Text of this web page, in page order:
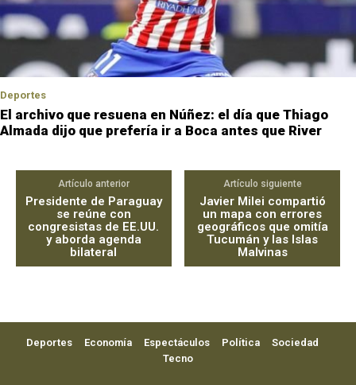
Deportes
El archivo que resuena en Núñez: el día que Thiago
Almada dijo que prefería ir a Boca antes que River
Artículo anterior
Presidente de Paraguay
se reúne con
congresistas de EE.UU.
y aborda agenda
bilateral
Artículo siguiente
Javier Milei compartió
un mapa con errores
geográficos que omitía
Tucumán y las Islas
Malvinas
Deportes Economía Espectáculos Política
Sociedad
Tecno